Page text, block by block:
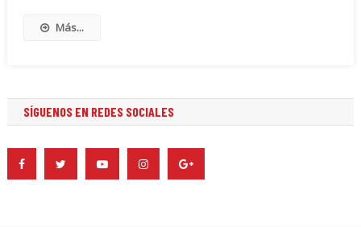
Más...
SÍGUENOS EN REDES SOCIALES